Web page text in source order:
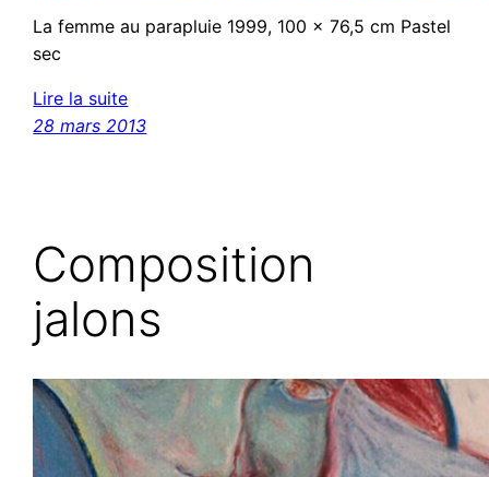
La femme au parapluie 1999, 100 x 76,5 cm Pastel
sec
Lire la suite
28 mars 2013
Composition
jalons